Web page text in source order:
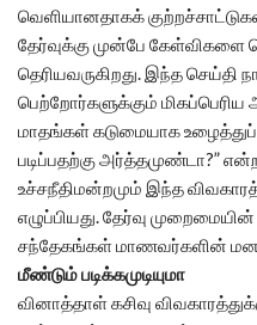
வெளியானதாகக்
தேர்வுக்கு முன்பே
தெரியவருகிறது. இந்த செய்தி
பெற்றோர்களுக்கும் மிகப்பெரிய
மாதங்கள் கடுமையாக
படிப்பதற்கு அர்த்தமுண்டா?”
உச்சநீதிமன்றமும் இந்த
எழுப்பியது. தேர்வு
சந்தேகங்கள் மாணவர்களின்
மீண்டும் படிக்கமுடியுமா
வினாத்தாள் கசிவு